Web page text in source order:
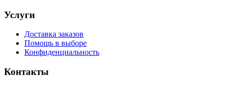
Услуги
Доставка заказов
Помощь в выборе
Конфиденциальность
Контакты